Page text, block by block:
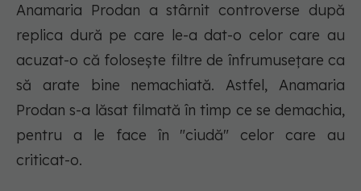
Anamaria Prodan a stârnit controverse după
replica dură pe care le-a dat-o celor care au
acuzat-o că folosește filtre de înfrumusețare ca
să arate bine nemachiată. Astfel, Anamaria
Prodan s-a lăsat filmată în timp ce se demachia,
pentru a le face în "ciudă" celor care au
criticat-o.